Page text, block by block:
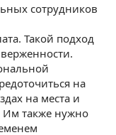
сотрудников
Такой подход
на
на места и
Им также нужно